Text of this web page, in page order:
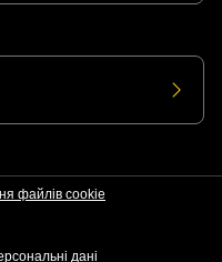
файлів​ cookie
дані